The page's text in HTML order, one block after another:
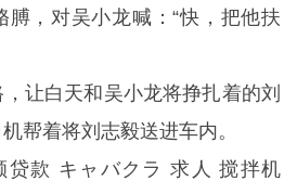
膊，对吴小龙喊：“快，把他扶
让白天和吴小龙将挣扎着的刘
帮着将刘志毅送进车内。
贷款 キャバクラ 求人 搅拌机